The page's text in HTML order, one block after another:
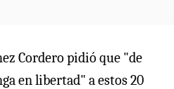
Cordero pidió que "de
en libertad" a estos 20